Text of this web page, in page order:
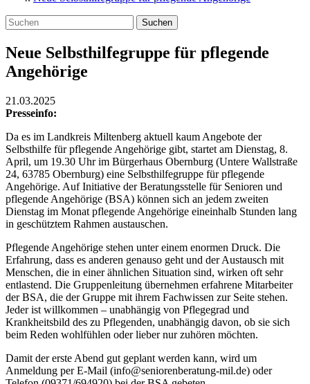
Suchen
Neue Selbsthilfegruppe für pflegende
Angehörige
21.03.2025
Presseinfo:
Da es im Landkreis Miltenberg aktuell kaum Angebote der
Selbsthilfe für pflegende Angehörige gibt, startet am Dienstag, 8.
April, um 19.30 Uhr im Bürgerhaus Obernburg (Untere Wallstraße
24, 63785 Obernburg) eine Selbsthilfegruppe für pflegende
Angehörige. Auf Initiative der Beratungsstelle für Senioren und
pflegende Angehörige (BSA) können sich an jedem zweiten
Dienstag im Monat pflegende Angehörige eineinhalb Stunden lang
in geschütztem Rahmen austauschen.
Pflegende Angehörige stehen unter einem enormen Druck. Die
Erfahrung, dass es anderen genauso geht und der Austausch mit
Menschen, die in einer ähnlichen Situation sind, wirken oft sehr
entlastend. Die Gruppenleitung übernehmen erfahrene Mitarbeiter
der BSA, die der Gruppe mit ihrem Fachwissen zur Seite stehen.
Jeder ist willkommen – unabhängig von Pflegegrad und
Krankheitsbild des zu Pflegenden, unabhängig davon, ob sie sich
beim Reden wohlfühlen oder lieber nur zuhören möchten.
Damit der erste Abend gut geplant werden kann, wird um
Anmeldung per E-Mail (info@seniorenberatung-mil.de) oder